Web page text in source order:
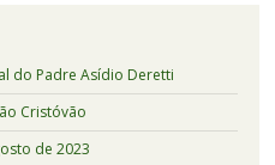
do Padre Asídio Deretti
Cristóvão
de 2023